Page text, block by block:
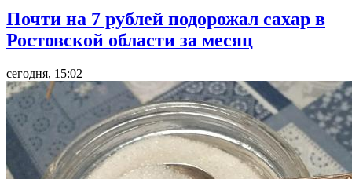
Почти на 7 рублей подорожал сахар в
Ростовской области за месяц
сегодня, 15:02